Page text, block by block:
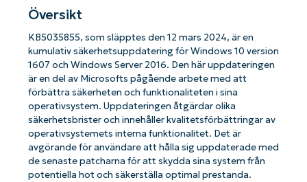
Översikt
KB5035855, som släpptes den 12 mars 2024, är en
kumulativ säkerhetsuppdatering för Windows 10 version
1607 och Windows Server 2016. Den här uppdateringen
är en del av Microsofts pågående arbete med att
förbättra säkerheten och funktionaliteten i sina
operativsystem. Uppdateringen åtgärdar olika
säkerhetsbrister och innehåller kvalitetsförbättringar av
operativsystemets interna funktionalitet. Det är
avgörande för användare att hålla sig uppdaterade med
de senaste patcharna för att skydda sina system från
potentiella hot och säkerställa optimal prestanda.